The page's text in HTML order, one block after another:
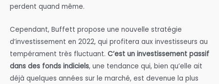
perdent quand même.
Cependant, Buffett propose une nouvelle stratégie
d’investissement en 2022, qui profitera aux investisseurs au
tempérament très fluctuant. C’est un investissement passif
dans des fonds indiciels, une tendance qui, bien qu’elle ait
déjà quelques années sur le marché, est devenue la plus